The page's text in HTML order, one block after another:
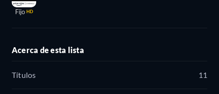
Fijo HD
Acerca de esta lista
Títulos 11